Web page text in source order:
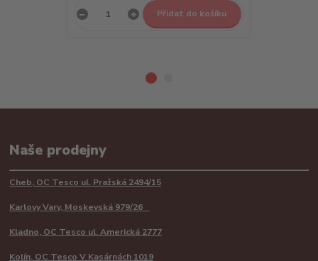
Přidat do košíku
Naše prodejny
Cheb, OC Tesco ul. Pražská 2494/15
Karlovy Vary, Moskevská 979/26
Kladno, OC Tesco ul. Americká 2777
Kolín, OC Tesco V Kasárnách 1019